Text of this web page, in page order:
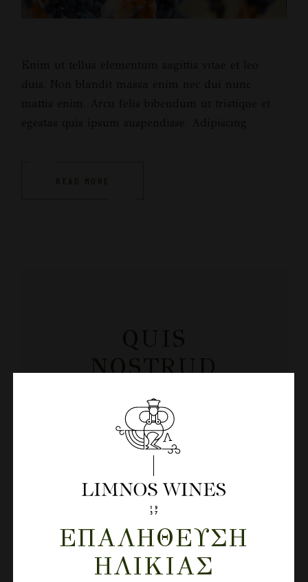
READ MORE
QUIS
NOSTRUD
ULLAMCO
LABORIS NISI
EX
COMMODO
CONSEQUAT
ΕΠΑΛΉΘΕΥΣΗ
ΗΛΙΚΊΑΣ